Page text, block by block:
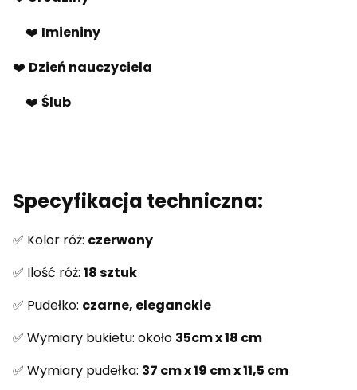
❤️ Imieniny
❤️ Dzień nauczyciela
❤️ Ślub
Specyfikacja techniczna:
✅ Kolor róż: czerwony
✅ Ilość róż: 18 sztuk
✅ Pudełko: czarne, eleganckie
✅ Wymiary bukietu: około 35cm x 18 cm
✅ Wymiary pudełka: 37 cm x 19 cm x 11,5 cm